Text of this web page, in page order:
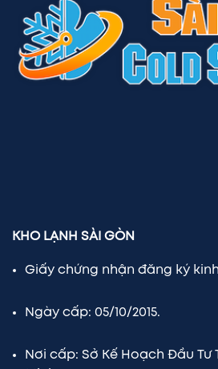
KHO LẠNH SÀI GÒN
Giấy chứng nhận đăng ký kinh
Ngày cấp: 05/10/2015.
Nơi cấp: Sở Kế Hoạch Đầu Tư